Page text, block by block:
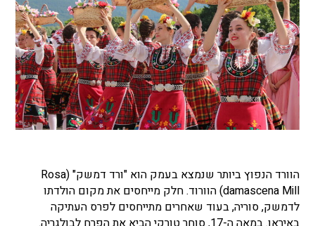
הוורד הנפוץ ביותר שנמצא בעמק הוא "ורד דמשק"(
Rosa
damascena Mill) הוורוד.חלק מייחסים את מקום הולדתו
לדמשק, סוריה, בעוד שאחרים מתייחסים לפרס העתיקה